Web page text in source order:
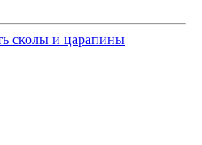
сколы и царапины